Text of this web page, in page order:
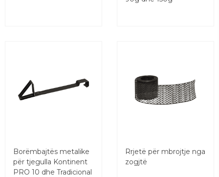
Borëmbajtës metalike
për tjegulla Kontinent
PRO 10 dhe Tradicional
Rrjetë për mbrojtje nga
zogjtë